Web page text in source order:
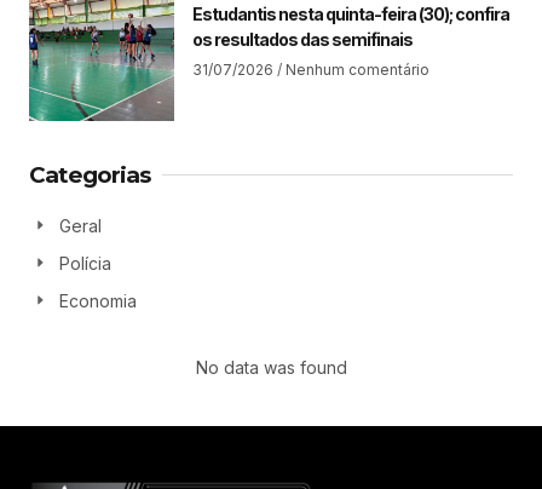
Estudantis nesta quinta-feira (30); confira
os resultados das semifinais
31/07/2026 Nenhum comentário
Categorias
Geral
Polícia
Economia
No data was found